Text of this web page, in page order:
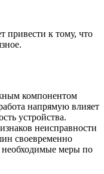
привести к тому, что
компонентом
напрямую влияет
устройства.
неисправности
своевременно
необходимые меры по